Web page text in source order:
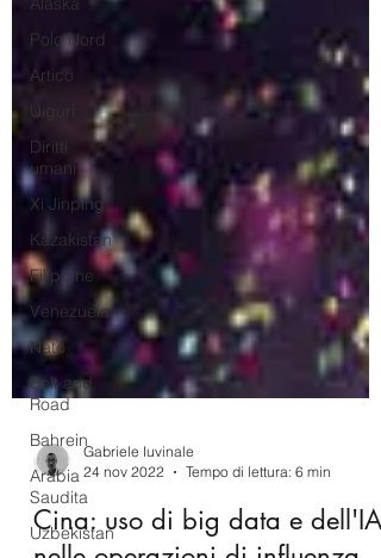
Polo Nord
Artico
Uiguri
Diritti
umani
Xi Jinping
Kazakistan
Filippine
Venezuela
Nato
Belt and
Road
Bahrein
Arabia
Saudita
Uzbekistan
Gabriele Iuvinale
24 nov 2022
Tempo di lettura: 6 min